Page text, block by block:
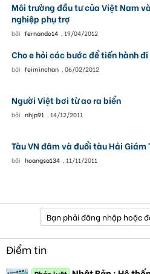
Môi trường đầu tư của Việt Nam
nghiệp phụ trợ
bởi fernando14 , 19/04/2012
Cho e hỏi các bước để tiến hành
bởi feiminchan , 06/02/2012
Người Việt bơi từ ao ra biển
bởi nhjp91 , 14/12/2011
Tàu VN đâm và đuổi tàu Hải Giám
bởi hoangsa134 , 11/11/2011
Bạn phải đăng nhập hoặc
Điểm tin